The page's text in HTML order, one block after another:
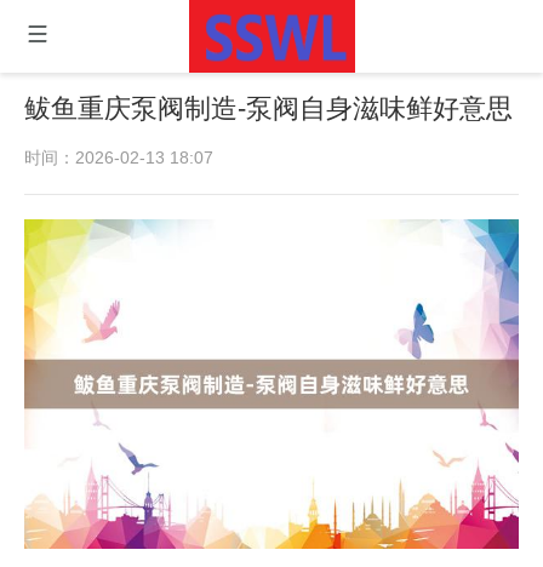
鲅鱼 重庆泵阀制造-泵阀自身滋味鲜好意思
时间：2026-02-13 18:07